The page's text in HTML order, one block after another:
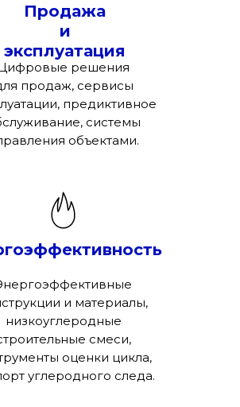
Продажа
и
эксплуатация
решения
продаж, сервисы
предиктивное
системы
объектами.
и материалы,
низкоуглеродные
смеси,
оценки цикла,
углеродного следа.